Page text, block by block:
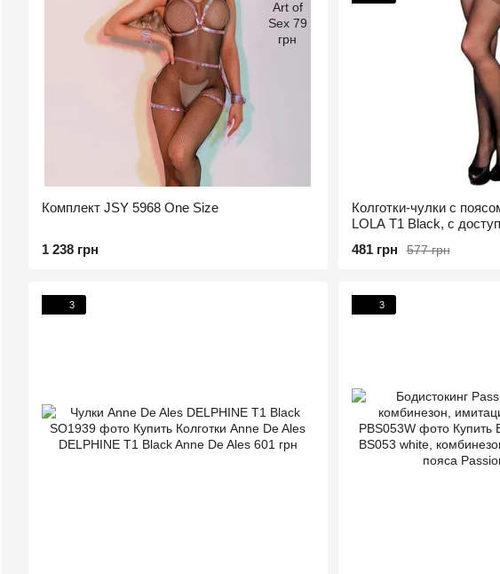
Комплект JSY 5968 One Size
1 238 грн
Колготки-чулки с
LOLA T1 Black, с
577 грн
481 грн
3 3